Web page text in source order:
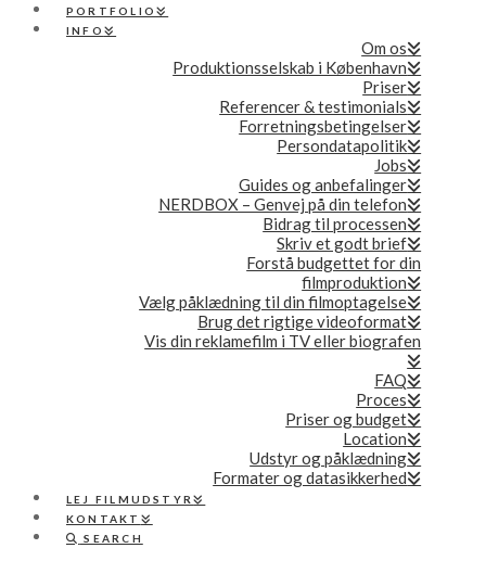
PORTFOLIO
INFO
Om os
Produktionsselskab i København
Priser
Referencer & testimonials
Forretningsbetingelser
Persondatapolitik
Jobs
Guides og anbefalinger
NERDBOX – Genvej på din telefon
Bidrag til processen
Skriv et godt brief
Forstå budgettet for din
filmproduktion
Vælg påklædning til din filmoptagelse
Brug det rigtige videoformat
Vis din reklamefilm i TV eller biografen
FAQ
Proces
Priser og budget
Location
Udstyr og påklædning
Formater og datasikkerhed
LEJ FILMUDSTYR
KONTAKT
SEARCH